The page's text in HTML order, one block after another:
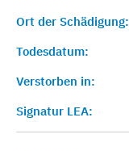
Ort der Schädigung:
Todesdatum:
Verstorben in:
Signatur LEA: